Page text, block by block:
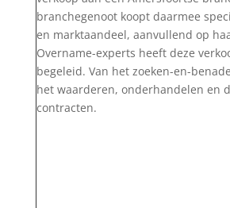
branchegenoot koopt daarmee
en marktaandeel, aanvullend op
Overname-experts heeft deze
begeleid. Van het zoeken-en-
het waarderen, onderhandelen en
contracten.